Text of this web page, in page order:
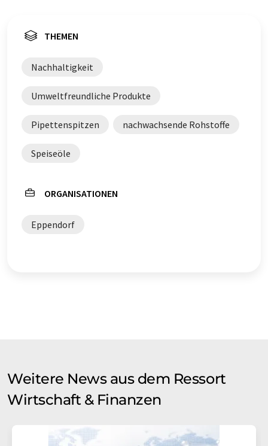
THEMEN
Nachhaltigkeit
Umweltfreundliche Produkte
Pipettenspitzen nachwachsende Rohstoffe
Speiseöle
ORGANISATIONEN
Eppendorf
Weitere News aus dem Ressort
Wirtschaft & Finanzen